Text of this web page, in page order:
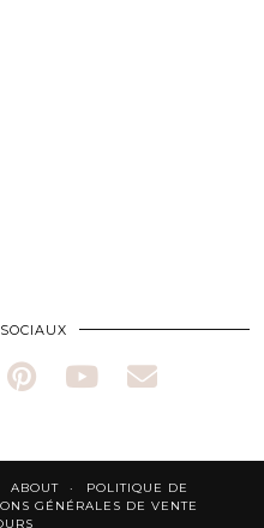
ABOUT
POLITIQUE DE
GÉNÉRALES DE VENTE